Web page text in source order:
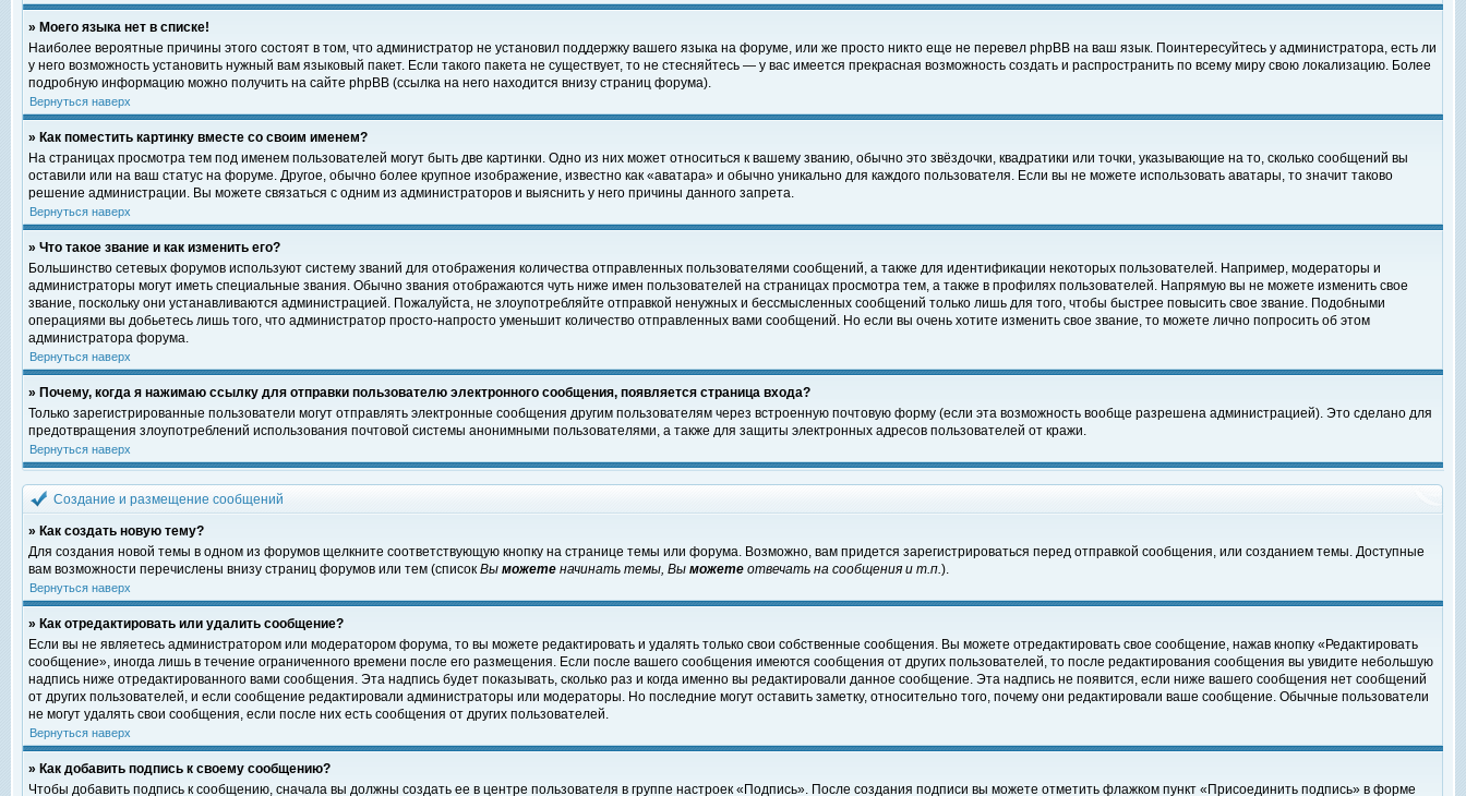
» Моего языка нет в списке!
Наиболее вероятные причины этого состоят в том, что администратор не установил поддержку вашего языка на форуме, или же просто никто еще не перевел phpBB на ваш язык. Поинтересуйтесь у администратора, есть ли
у него возможность установить нужный вам языковый пакет. Если такого пакета не существует, то не стесняйтесь — у вас имеется прекрасная возможность создать и распространить по всему миру свою локализацию. Более
подробную информацию можно получить на сайте phpBB (ссылка на него находится внизу страниц форума).
Вернуться наверх
» Как поместить картинку вместе со своим именем?
На страницах просмотра тем под именем пользователей могут быть две картинки. Одно из них может относиться к вашему званию, обычно это звёздочки, квадратики или точки, указывающие на то, сколько сообщений вы
оставили или на ваш статус на форуме. Другое, обычно более крупное изображение, известно как «аватара» и обычно уникально для каждого пользователя. Если вы не можете использовать аватары, то значит таково
решение администрации. Вы можете связаться с одним из администраторов и выяснить у него причины данного запрета.
Вернуться наверх
» Что такое звание и как изменить его?
Большинство сетевых форумов используют систему званий для отображения количества отправленных пользователями сообщений, а также для идентификации некоторых пользователей. Например, модераторы и
администраторы могут иметь специальные звания. Обычно звания отображаются чуть ниже имен пользователей на страницах просмотра тем, а также в профилях пользователей. Напрямую вы не можете изменить свое
звание, поскольку они устанавливаются администрацией. Пожалуйста, не злоупотребляйте отправкой ненужных и бессмысленных сообщений только лишь для того, чтобы быстрее повысить свое звание. Подобными
операциями вы добьетесь лишь того, что администратор просто-напросто уменьшит количество отправленных вами сообщений. Но если вы очень хотите изменить свое звание, то можете лично попросить об этом
администратора форума.
Вернуться наверх
» Почему, когда я нажимаю ссылку для отправки пользователю электронного сообщения, появляется страница входа?
Только зарегистрированные пользователи могут отправлять электронные сообщения другим пользователям через встроенную почтовую форму (если эта возможность вообще разрешена администрацией). Это сделано для
предотвращения злоупотреблений использования почтовой системы анонимными пользователями, а также для защиты электронных адресов пользователей от кражи.
Вернуться наверх
Создание и размещение сообщений
» Как создать новую тему?
Для создания новой темы в одном из форумов щелкните соответствующую кнопку на странице темы или форума. Возможно, вам придется зарегистрироваться перед отправкой сообщения, или созданием темы. Доступные
вам возможности перечислены внизу страниц форумов или тем (список Вы можете начинать темы, Вы можете отвечать на сообщения и т.п.).
Вернуться наверх
» Как отредактировать или удалить сообщение?
Если вы не являетесь администратором или модератором форума, то вы можете редактировать и удалять только свои собственные сообщения. Вы можете отредактировать свое сообщение, нажав кнопку «Редактировать
сообщение», иногда лишь в течение ограниченного времени после его размещения. Если после вашего сообщения имеются сообщения от других пользователей, то после редактирования сообщения вы увидите небольшую
надпись ниже отредактированного вами сообщения. Эта надпись будет показывать, сколько раз и когда именно вы редактировали данное сообщение. Эта надпись не появится, если ниже вашего сообщения нет сообщений
от других пользователей, и если сообщение редактировали администраторы или модераторы. Но последние могут оставить заметку, относительно того, почему они редактировали ваше сообщение. Обычные пользователи
не могут удалять свои сообщения, если после них есть сообщения от других пользователей.
Вернуться наверх
» Как добавить подпись к своему сообщению?
Чтобы добавить подпись к сообщению, сначала вы должны создать ее в центре пользователя в группе настроек «Подпись». После создания подписи вы можете отметить флажком пункт «Присоединить подпись» в форме